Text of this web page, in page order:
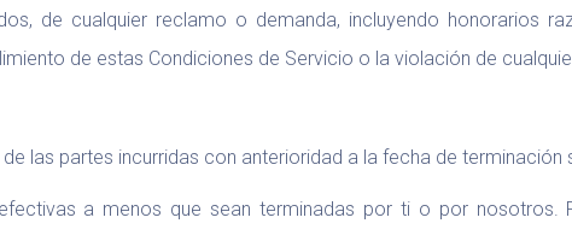
de cualquier reclamo o demanda, incluyendo honorarios
de estas Condiciones de Servicio o la violación de
las partes incurridas con anterioridad a la fecha de
a menos que sean terminadas por ti o por nosotros.